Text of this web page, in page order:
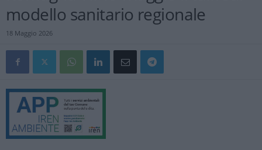
modello sanitario regionale
18 Maggio 2026